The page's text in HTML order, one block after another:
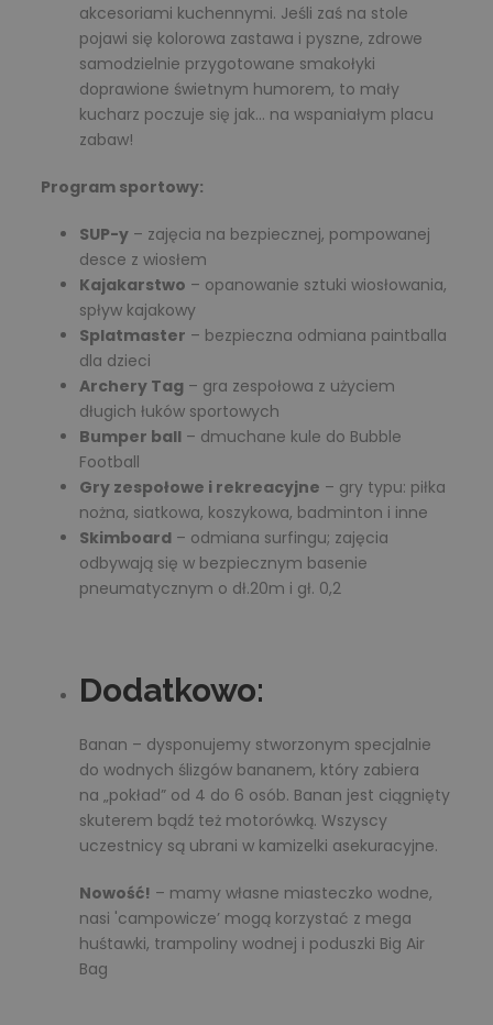
akcesoriami kuchennymi. Jeśli zaś na stole
pojawi się kolorowa zastawa i pyszne, zdrowe
samodzielnie przygotowane smakołyki
doprawione świetnym humorem, to mały
kucharz poczuje się jak… na wspaniałym placu
zabaw!
Program sportowy:
SUP-y – zajęcia na bezpiecznej, pompowanej
desce z wiosłem
Kajakarstwo – opanowanie sztuki wiosłowania,
spływ kajakowy
Splatmaster – bezpieczna odmiana paintballa
dla dzieci
Archery Tag – gra zespołowa z użyciem
długich łuków sportowych
Bumper ball – dmuchane kule do Bubble
Football
Gry zespołowe i rekreacyjne – gry typu: piłka
nożna, siatkowa, koszykowa, badminton i inne
Skimboard – odmiana surfingu; zajęcia
odbywają się w bezpiecznym basenie
pneumatycznym o dł.20m i gł. 0,2
Dodatkowo:
Banan – dysponujemy stworzonym specjalnie
do wodnych ślizgów bananem, który zabiera
na „pokład” od 4 do 6 osób. Banan jest ciągnięty
skuterem bądź też motorówką. Wszyscy
uczestnicy są ubrani w kamizelki asekuracyjne.
Nowość! – mamy własne miasteczko wodne,
nasi 'campowicze’ mogą korzystać z mega
huśtawki, trampoliny wodnej i poduszki Big Air
Bag